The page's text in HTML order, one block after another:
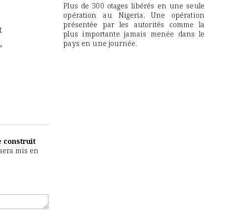
construit
mis en
Plus de 300 otages libérés en une seule
opération au Nigeria. Une opération
présentée par les autorités comme la
plus importante jamais menée dans le
pays en une journée.